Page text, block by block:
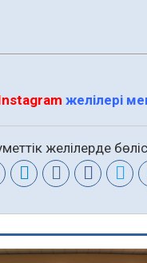
желілері
желілерде